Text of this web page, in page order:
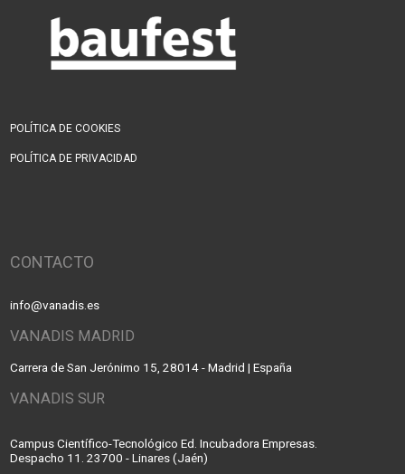
POLÍTICA DE COOKIES
POLÍTICA DE PRIVACIDAD
CONTACTO
info@vanadis.es
VANADIS MADRID
Carrera de San Jerónimo 15, 28014 - Madrid | España
VANADIS SUR
Campus Científico-Tecnológico Ed. Incubadora Empresas.
Despacho 11. 23700 - Linares (Jaén)